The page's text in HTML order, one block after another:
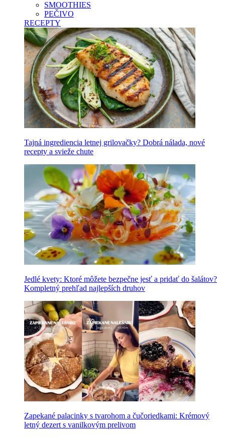
SMOOTHIES
PEČIVO
RECEPTY
Tajná ingrediencia letnej grilovačky? Dobrá nálada, nové
recepty a svieže chute
Jedlé kvety: Ktoré môžete bezpečne jesť a pridať do šalátov?
Kompletný prehľad najlepších druhov
Zapekané palacinky s tvarohom a čučoriedkami: Krémový
letný dezert s vanilkovým prelivom